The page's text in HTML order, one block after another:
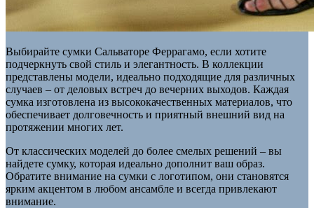
Выбирайте сумки Сальваторе Феррагамо, если хотите
подчеркнуть свой стиль и элегантность. В коллекции
представлены модели, идеально подходящие для различных
случаев – от деловых встреч до вечерних выходов. Каждая
сумка изготовлена из высококачественных материалов, что
обеспечивает долговечность и приятный внешний вид на
протяжении многих лет.
От классических моделей до более смелых решений – вы
найдете сумку, которая идеально дополнит ваш образ.
Обратите внимание на сумки с логотипом, они становятся
ярким акцентом в любом ансамбле и всегда привлекают
внимание.